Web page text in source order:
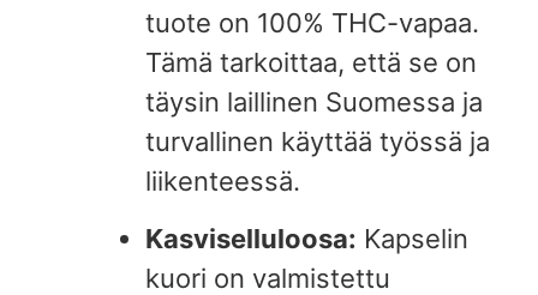
tuote on 100% THC-vapaa.
Tämä tarkoittaa, että se on
täysin laillinen Suomessa ja
turvallinen käyttää työssä ja
liikenteessä.
Kasviselluloosa: Kapselin
kuori on valmistettu